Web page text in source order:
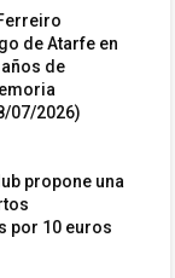
de Atarfe en
de
07/2026)
propone una
por 10 euros